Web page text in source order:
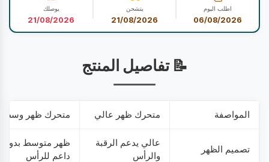
اطلب اليوم
06/08/2026
يتشحن
21/08/2026
يوصلك
21/08/2026
📝 تفاصيل المنتج
المواصفة متحرك ظهر عالي متحرك ظهر وسط
تصميم الظهر
عالي يدعم الرقبة
والرأس
ظهر متوسط بدون
داعم للرأس